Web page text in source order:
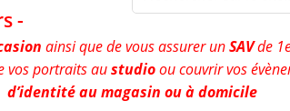
-
ainsi que de vous assurer unSAVde
vos portraits austudioou couvrir vos
d’identité au magasin ou à domicile